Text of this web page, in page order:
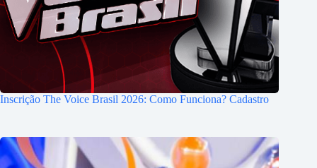
Inscrição The Voice Brasil 2026: Como Funciona? Cadastro